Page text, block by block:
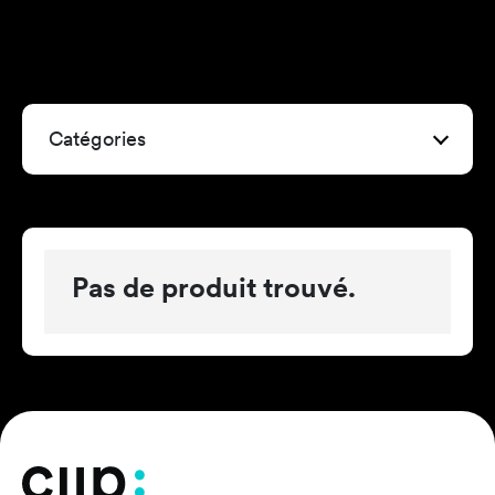
Catégories
Pas de produit trouvé.